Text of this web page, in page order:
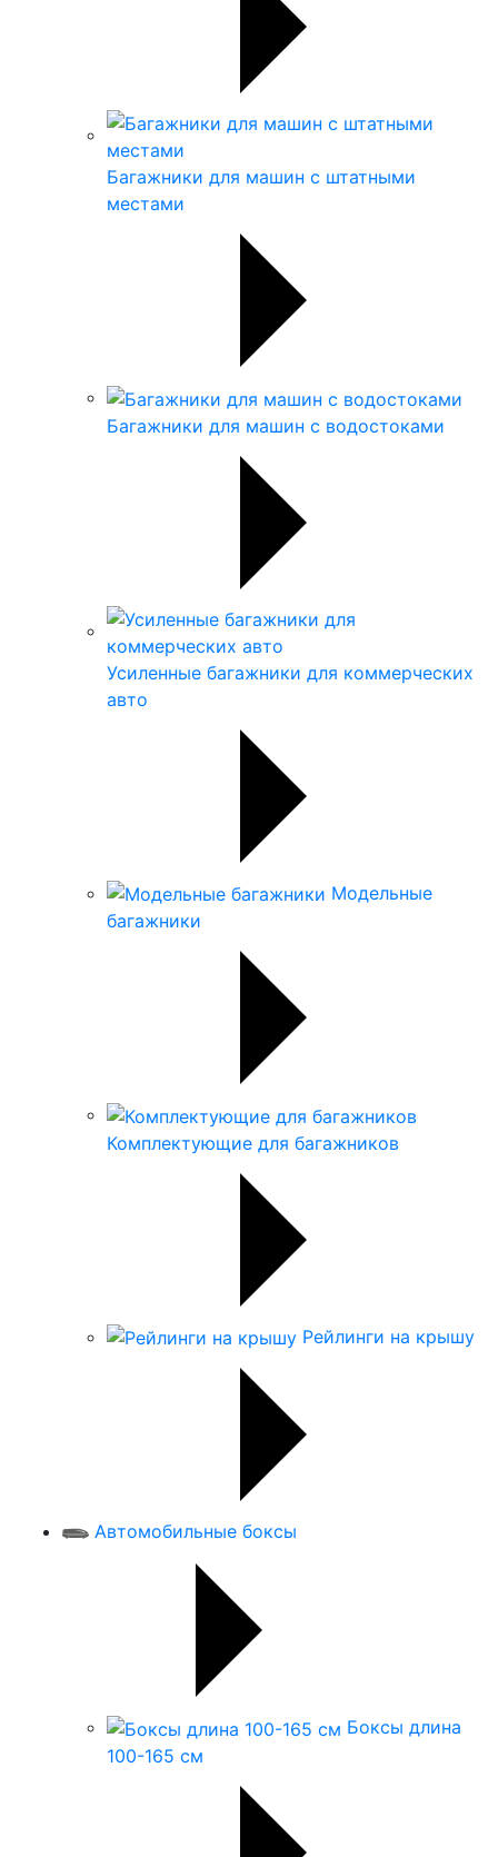
Багажники для машин с штатными
местами
Багажники для машин с водостоками
Усиленные багажники для коммерческих
авто
Модельные
багажники
Комплектующие для багажников
Рейлинги на крышу
Автомобильные боксы
Боксы длина
100-165 см